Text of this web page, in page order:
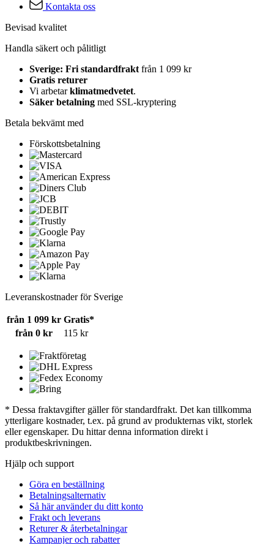
Kontakta oss
Bevisad kvalitet
Handla säkert och pålitligt
Sverige: Fri standardfrakt från 1 099 kr
Gratis returer
Vi arbetarklimatmedvetet.
Säker betalning med SSL-kryptering
Betala bekvämt med
Förskottsbetalning
Leveranskostnader för Sverige
från 1 099 kr Gratis*
från 0 kr
115 kr
* Dessa fraktavgifter gäller för standardfrakt. Det kan tillkomma
ytterligare kostnader, t.ex. på grund av produkternas vikt, storlek
eller egenskaper. Du hittar denna information direkt i
produktbeskrivningen.
Hjälp och support
Göra en beställning
Betalningsalternativ
Så här använder du ditt konto
Frakt och leverans
Returer & återbetalningar
Kampanjer och rabatter